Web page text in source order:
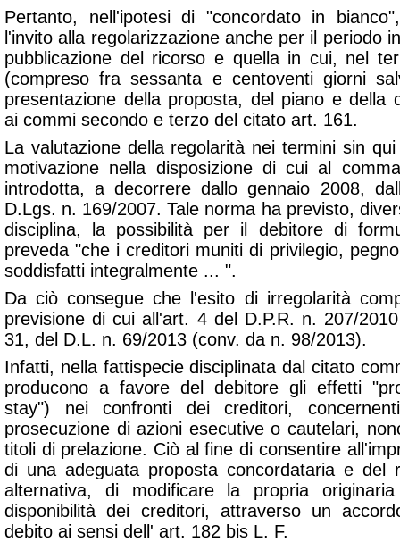
Pertanto, nell'ipotesi di "concordato in
l'invito alla regolarizzazione anche per il periodo
pubblicazione del ricorso e quella in cui, nel
(compreso fra sessanta e centoventi giorni
presentazione della proposta, del piano e della
ai commi secondo e terzo del citato art. 161.
La valutazione della regolarità nei termini sin
motivazione nella disposizione di cui al
introdotta, a decorrere dallo gennaio 2008,
D.Lgs. n. 169/2007. Tale norma ha previsto,
disciplina, la possibilità per il debitore di
preveda "che i creditori muniti di privilegio,
soddisfatti integralmente ... ".
Da ciò consegue che l'esito di irregolarità
previsione di cui all'art. 4 del D.P.R. n. 207/
31, del D.L. n. 69/2013 (conv. da n. 98/2013).
Infatti, nella fattispecie disciplinata dal citato
producono a favore del debitore gli effetti
stay") nei confronti dei creditori,
prosecuzione di azioni esecutive o cautelari,
titoli di prelazione. Ciò al fine di consentire
di una adeguata proposta concordataria e del
alternativa, di modificare la propria
disponibilità dei creditori, attraverso un
debito ai sensi dell' art. 182 bis L. F.